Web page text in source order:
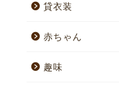
貸衣装
赤ちゃん
趣味